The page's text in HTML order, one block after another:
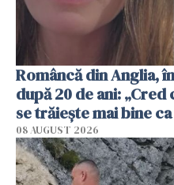
Româncă din Anglia,
după 20 de ani:
se trăiește mai bine
08 AUGUST 2026